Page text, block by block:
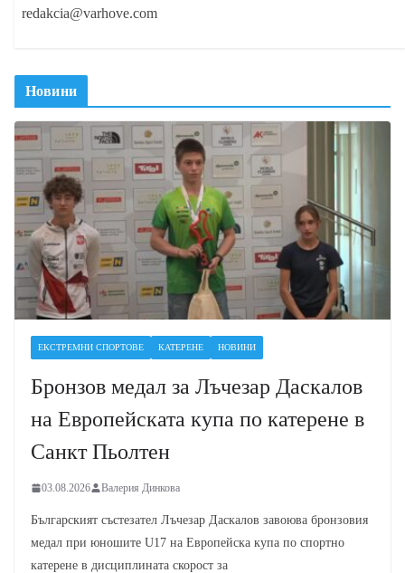
redakcia@varhove.com
Новини
ЕКСТРЕМНИ СПОРТОВЕ КАТЕРЕНЕ НОВИНИ
Бронзов медал за Лъчезар Даскалов
на Европейската купа по катерене в
Санкт Пьолтен
03.08.2026 Валерия Динкова
Българският състезател Лъчезар Даскалов завоюва бронзовия
медал при юношите U17 на Европейска купа по спортно
катерене в дисциплината скорост за